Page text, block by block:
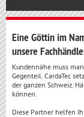
Eine Göttin im
unsere
Kundennähe muss
Gegenteil. CardaTec
der ganzen Schweiz.
können.
Diese Partner helfen